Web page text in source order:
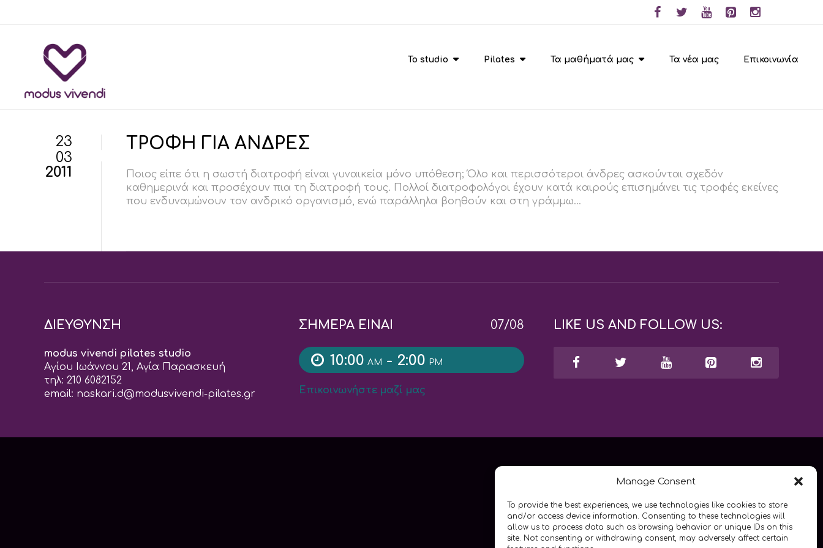
Manage Consent
To provide the best experiences, we use technologies like cookies to store
and/or access device information. Consenting to these technologies will
allow us to process data such as browsing behavior or unique IDs on this
site. Not consenting or withdrawing consent, may adversely affect certain
To studio Pilates Τα μαθήματά μας Τα νέα μας Επικοινωνία
23
03
2011
ΤΡΟΦΗ ΓΙΑ ΑΝΔΡΕΣ
Ποιος είπε ότι η σωστή διατροφή είναι γυναικεία μόνο υπόθεση; Όλο και περισσότεροι άνδρες ασκούνται σχεδόν
καθημερινά και προσέχουν πια τη διατροφή τους. Πολλοί διατροφολόγοι έχουν κατά καιρούς επισημάνει τις τροφές εκείνες
που ενδυναμώνουν τον ανδρικό οργανισμό, ενώ παράλληλα βοηθούν και στη γράμμω...
ΔΙΕΥΘΥΝΣΗ
modus vivendi pilates studio
Αγίου Ιωάννου 21, Αγία Παρασκευή
τηλ: 210 6082152
email: naskari.d@modusvivendi-pilates.gr
ΣΗΜΕΡΑ ΕΙΝΑΙ 07/08
10:00 AM - 2:00 PM
Επικοινωνήστε μαζί μας
LIKE US AND FOLLOW US: